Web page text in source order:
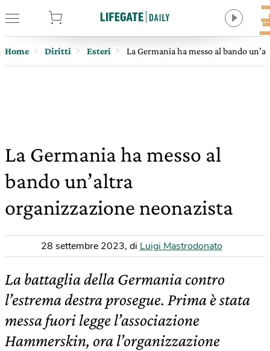
Home Diritti Esteri La Germania ha messo al bando
La Germania ha messo al
bando un’altra
organizzazione neonazista
28 settembre 2023, di Luigi Mastrodonato
La battaglia della Germania contro
l’estrema destra prosegue. Prima è stata
messa fuori legge l’associazione
Hammerskin, ora l’organizzazione